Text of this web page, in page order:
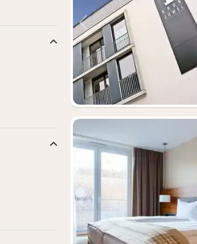
Vorheriges Bild
Vorheriges Bild